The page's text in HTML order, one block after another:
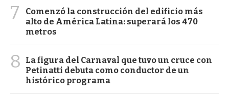
7
Comenzó la construcción del edificio más
alto de América Latina: superará los 470
metros
8
La figura del Carnaval que tuvo un cruce con
Petinatti debuta como conductor de un
histórico programa